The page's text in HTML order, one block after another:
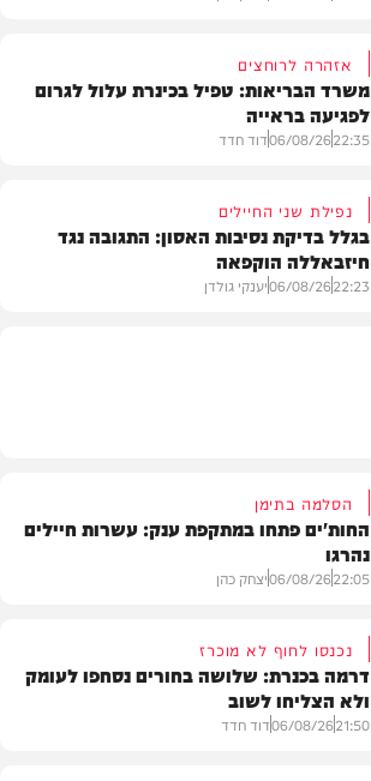
אזהרה לרוחצים
משרד הבריאות: טפיל בכינרת עלול לגרום
לפגיעה בראייה
22:35
06/08/26דוד חדד
נפילת שני החיילים
בגלל בדיקת נסיבות האסון: התגובה נגד
חיזבאללה הוקפאה
22:23
06/08/26יענקי גולדן
הסלמה בתימן
החות'ים פתחו במתקפת ענק: עשרות חיילים
נהרגו
22:05
06/08/26יצחק כהן
נכנסו לחוף לא מוכרז
דרמה בכנרת: שלושה בחורים נסחפו לעומק
ולא הצליחו לשוב
21:50
06/08/26דוד חדד